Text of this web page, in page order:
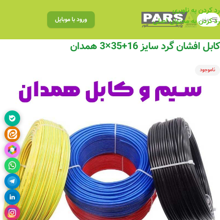
رد کردن به ناوبری
رد کردن به محتوای اصلی
منو ورود با موبایل
کابل افشان گرد سایز 16+35×3 همدان
ناموجود